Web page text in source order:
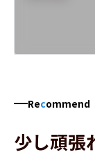
Recommend
少し頑張